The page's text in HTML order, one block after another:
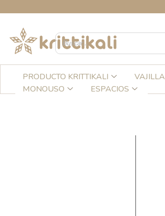
contenido
PRODUCTO KRITTIKALI VAJILLA
MONOUSO
ESPACIOS